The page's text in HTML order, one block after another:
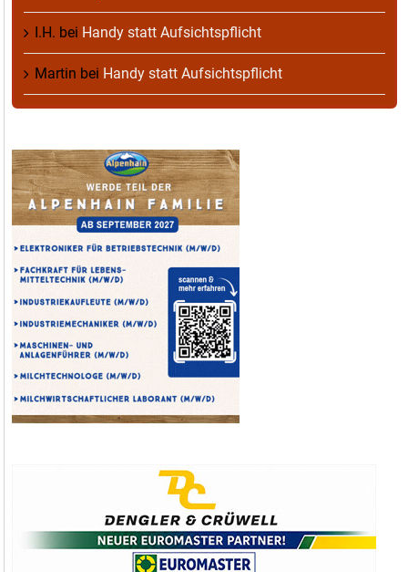
I.H. bei Handy statt Aufsichtspflicht
Martin bei Handy statt Aufsichtspflicht